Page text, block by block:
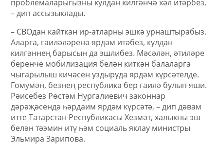
проблемаларыгызны кулдан килгәнчә хәл итәрбез,
– дип ассызыклады.
– СВОдан кайткан ир-атларны эшкә урнаштырабыз.
Аларга, гаиләләренә ярдәм итәбез, кулдан
килгәннең барысын да эшлибез. Мәсәлән, әтиләре
беренче мобилизация белән киткән балаларга
чыгарылыш кичәсен уздыруда ярдәм күрсәтелде.
Гомумән, безнең республика бер гаилә булып яши.
Рәисебез Рөстәм Нургалиевич законнар
дәрәҗәсендә һәрдаим ярдәм күрсәтә, – дип дәвам
итте Татарстан Республикасы Хезмәт, халыкны эш
белән тәэмин итү һәм социаль яклау министры
Эльмира Зарипова.